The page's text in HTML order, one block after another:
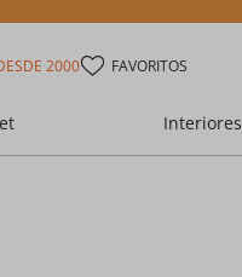
2000 FAVORITOS
Interiores